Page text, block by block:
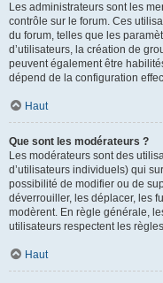
Les administrateurs sont les
contrôle sur le forum. Ces
du forum, telles que les
d’utilisateurs, la création de
peuvent également être
dépend de la configuration
Haut
Que sont les modérateurs ?
Les modérateurs sont des
d’utilisateurs individuels) qui
possibilité de modifier ou de
déverrouiller, les déplacer, les
modèrent. En règle générale,
utilisateurs respectent les
Haut